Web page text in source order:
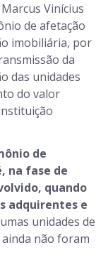
Vinícius
de afetação
imobiliária, por
da
das unidades
do valor
de
na fase de
quando
adquirentes e
unidades de
não foram